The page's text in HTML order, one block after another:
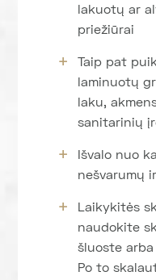
lakuotų ar
priežiūrai
Taip pat
laminuotų
laku,
sanitarinių
Išvalo nuo
nešvarumų
Laikykitės
naudokite
šluoste
Po to